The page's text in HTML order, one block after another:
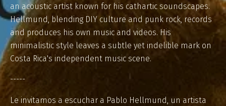
an acoustic artist known for his cathartic soundscapes.
Hellmund, blending DIY culture and punk rock, records
and produces his own music and videos. His
minimalistic style leaves a subtle yet indelible mark on
Costa Rica's independent music scene.
-----
Le invitamos a escuchar a Pablo Hellmund, un artista